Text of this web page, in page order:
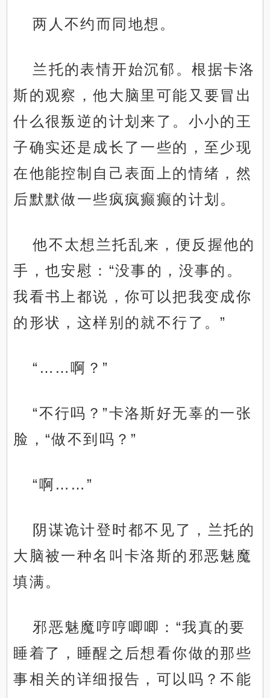
两人不约而同地想。
兰托的表情开始沉郁。根据卡洛
斯的观察，他大脑里可能又要冒出
什么很叛逆的计划来了。小小的王
子确实还是成长了一些的，至少现
在他能控制自己表面上的情绪，然
后默默做一些疯疯癫癫的计划。
他不太想兰托乱来，便反握他的
手，也安慰：“没事的，没事的。
我看书上都说，你可以把我变成你
的形状，这样别的就不行了。”
“……啊？”
“不行吗？”卡洛斯好无辜的一张
脸，“做不到吗？”
“啊……”
阴谋诡计登时都不见了，兰托的
大脑被一种名叫卡洛斯的邪恶魅魔
填满。
邪恶魅魔哼哼唧唧：“我真的要
睡着了，睡醒之后想看你做的那些
事相关的详细报告，可以吗？不能